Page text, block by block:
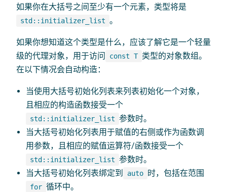
如果你在大括号之间至少有一个元素，类型将是
std::initializer_list 。
如果你想知道这个类型是什么，应该了解它是一个轻量
级的代理对象，用于访问
const T 类型的对象数组。
在以下情况会自动构造：
当使用大括号初始化列表来列表初始化一个对象，
且相应的构造函数接受一个
std::initializer_list 参数时。
当大括号初始化列表用于赋值的右侧或作为函数调
用参数，且相应的赋值运算符/函数接受一个
std::initializer_list 参数时。
当大括号初始化列表绑定到
auto 时，包括在范围
for 循环中。